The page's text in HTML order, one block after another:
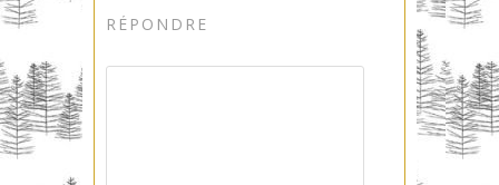
RÉPONDRE